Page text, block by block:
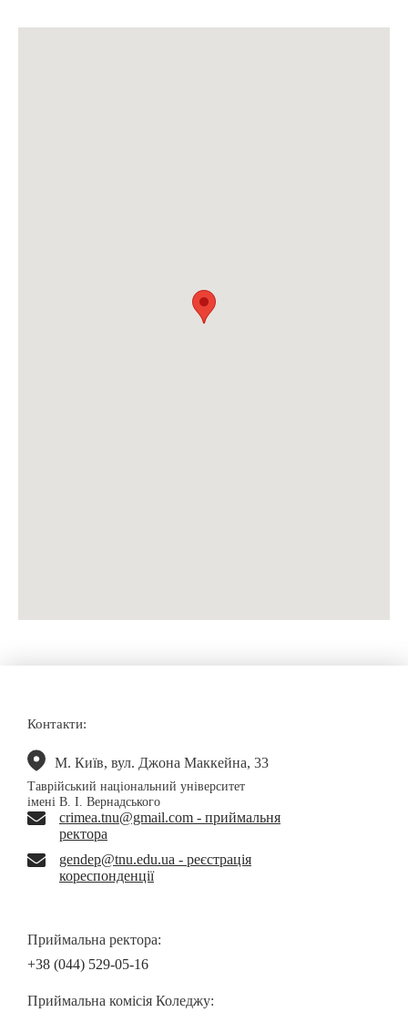
Контакти:
М. Київ, вул. Джона Маккейна, 33
Таврійський національний університет
імені В. І. Вернадського
crimea.tnu@gmail.com - приймальня
ректора
gendep@tnu.edu.ua - реєстрація
кореспонденції
Приймальна ректора:
+38 (044) 529-05-16
Приймальна комісія Коледжу: